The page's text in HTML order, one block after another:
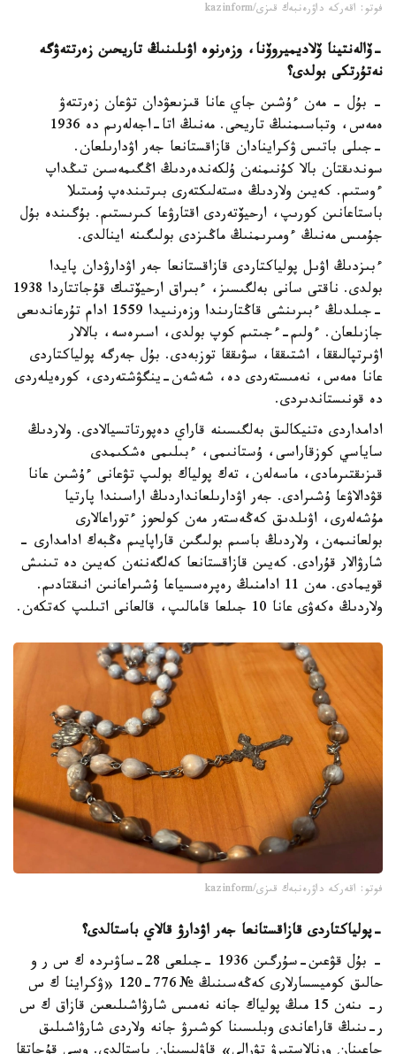
فوتو: اقەركە داۋرەنبەك قىزى/kazinform
-ۆالەنتينا ۆلاديميروۆنا، وزەرنوە اۋىلىنىڭ تاريحىن زەرتتەۋگە
نەتۇرتكى بولدى؟
- بۇل - مەن ءۇشىن جاي عانا قىزىعۋدان تۋعان زەرتتەۋ
ەمەس، وتباسىمنىڭ تاريحى. مەنىڭ اتا-اجەلەرىم دە 1936
-جىلى باتىس ۋكراينادان قازاقستانعا جەر اۋدارىلعان.
سوندىقتان بالا كۇنىمنەن ۇلكەندەردىڭ اڭگىمەسىن تىڭداپ
ءوستىم. كەيىن ولاردىڭ ەستەلىكتەرى بىرتىندەپ ۇمىتىلا
باستاعانىن كورىپ، ارحيۆتەردى اقتارۋعا كىرىستىم. بۇگىندە بۇل
جۇمىس مەنىڭ ءومىرىمنىڭ ماڭىزدى بولىگىنە اينالدى.
ءبىزدىڭ اۋىل پولياكتاردى قازاقستانعا جەر اۋدارۋدان پايدا
بولدى. ناقتى سانى بەلگىسىز، ءبىراق ارحيۆتىك قۇجاتتاردا 1938
-جىلدىڭ ءبىرىنشى قاڭتارىندا وزەرنىيدا 1559 ادام تۇرعاندىعى
جازىلعان. ءولىم-ءجىتىم كوپ بولدى، اسىرەسە، بالالار
اۋىرتپالىققا، اشتىققا، سۋىققا توزبەدى. بۇل جەرگە پولياكتاردى
عانا ەمەس، نەمىستەردى دە، شەشەن-ينگۋشتەردى، كورەيلەردى
دە قونىستاندىردى.
ادامداردى ەتنيكالىق بەلگىسىنە قاراي دەپورتاتسيالادى. ولاردىڭ
ساياسي كوزقاراسى، ۇستانىمى، ءبىلىمى ەشكىمدى
قىزىقتىرمادى، ماسەلەن، تەك پولياك بولىپ تۋعانى ءۇشىن عانا
قۋدالاۋعا ۇشىرادى. جەر اۋدارىلعانداردىڭ اراسىندا پارتيا
مۇشەلەرى، اۋىلدىق كەڭەستەر مەن كولحوز ءتوراعالارى
بولعانىمەن، ولاردىڭ باسىم بولىگىن قاراپايىم ەڭبەك ادامدارى -
شارۋالار قۇرادى. كەيىن قازاقستانعا كەلگەننەن كەيىن دە تىنىش
قويمادى. مەن 11 ادامنىڭ رەپرەسسياعا ۇشىراعانىن انىقتادىم.
ولاردىڭ ەكەۋى عانا 10 جىلعا قامالىپ، قالعانى اتىلىپ كەتكەن.
فوتو: اقەركە داۋرەنبەك قىزى/kazinform
-پولياكتاردى قازاقستانعا جەر اۋدارۋ قالاي باستالدى؟
- بۇل قۋعىن-سۇرگىن 1936 -جىلعى 28-ساۋىردە ك س ر و
حالىق كوميسسارلارى كەڭەسىنىڭ № 776-120 «ۋكراينا ك س
ر- ىنەن 15 مىڭ پولياك جانە نەمىس شارۋاشىلىعىن قازاق ك س
ر-ىنىڭ قاراعاندى وبلىسىنا كوشىرۋ جانە ولاردى شارۋاشىلىق